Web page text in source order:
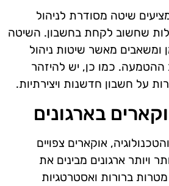
שיטה מסודרת לניהול
שחשוב לקחת בחשבון. השיטה
ומשאבים מאשר שיטות ניהול
כמו כן, יש להיזהר
על חשבון חדשנות ויצירתיות.
בארגונים
אוקארים צפויים
ויותר ארגונים מבינים את
ברורות ואסטרטגיות